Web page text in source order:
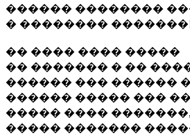
������ ��������
� ��������
�� ���� ���� �����
�� ������� � ��
������ ��� ������
������ ����� ���
����� ���� �������,
����� �������